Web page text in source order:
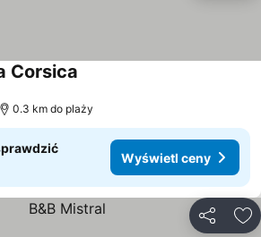
Corsica
0.3 km do plaży
Wyświetl ceny